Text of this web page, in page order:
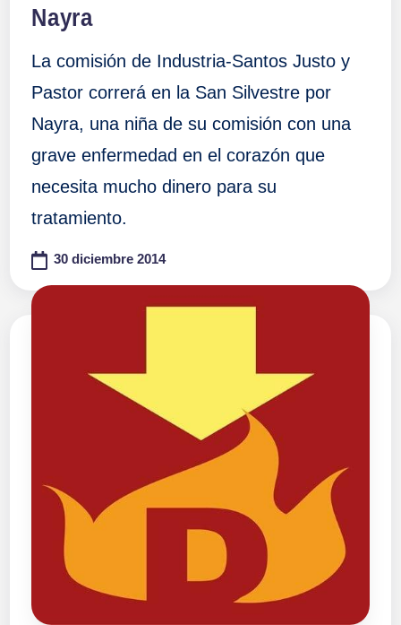
Nayra
La comisión de Industria-Santos Justo y
Pastor correrá en la San Silvestre por
Nayra, una niña de su comisión con una
grave enfermedad en el corazón que
necesita mucho dinero para su
tratamiento.
30 diciembre 2014